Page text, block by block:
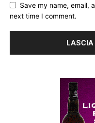
Save my name, email,
next time I comment.